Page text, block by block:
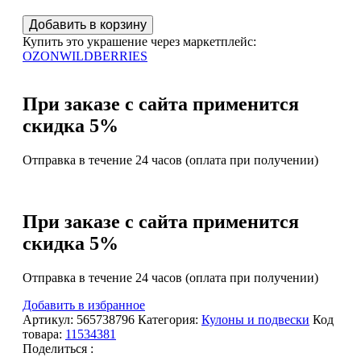
Количество
Изысканный
янтарный
кулон
Добавить в корзину
Купить это украшение через маркетплейс:
OZONWILDBERRIES
При заказе с сайта применится
скидка 5%
Отправка в течение 24 часов (оплата при получении)
При заказе с сайта применится
скидка 5%
Отправка в течение 24 часов (оплата при получении)
Добавить в избранное
Артикул: 565738796 Категория: Кулоны и подвески Код
товара: 11534381
Поделиться :